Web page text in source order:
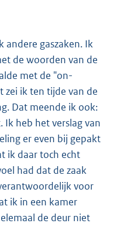
andere gaszaken. Ik
de woorden van de
met de "on-
zei ik ten tijde van de
Dat meende ik ook:
Ik heb het verslag van
er even bij gepakt
ik daar toch echt
had dat de zaak
voor
ik in een kamer
de deur niet